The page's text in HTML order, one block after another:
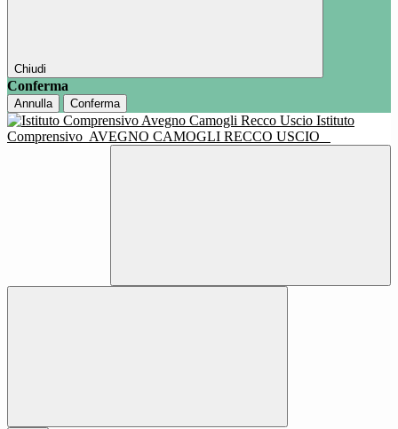
Chiudi
Conferma
Annulla Conferma
Istituto
Comprensivo AVEGNO CAMOGLI RECCO USCIO